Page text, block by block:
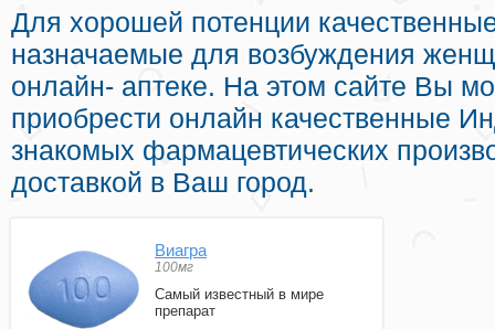
Для хорошей потенции
назначаемые для возбуждения
онлайн- аптеке. На этом сайте Вы
приобрести онлайн качественные
знакомых фармацевтических
доставкой в Ваш город.
Виагра
100мг
Самый известный в мире
препарат